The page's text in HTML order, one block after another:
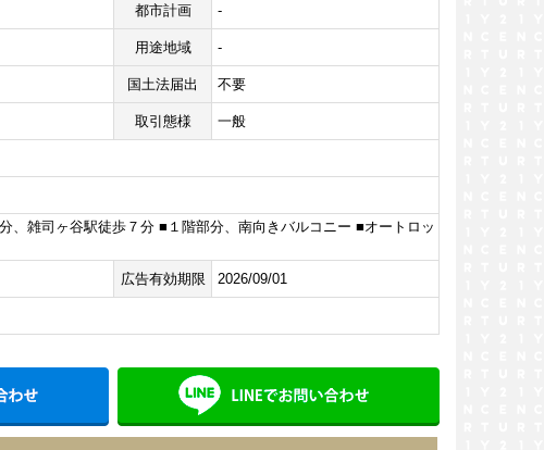
都市計画 -
用途地域 -
国土法届出 不要
取引態様 一般
、雑司ヶ谷駅徒歩７分 ■１階部分、南向きバルコニー ■オートロッ
広告有効期限 2026/09/01
メールでお問い合わせ